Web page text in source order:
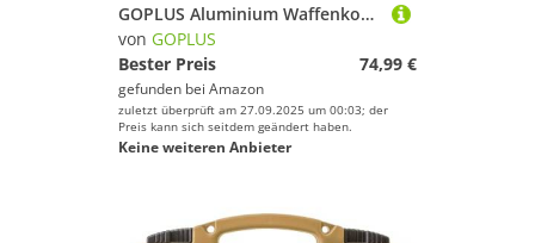
GOPLUS Aluminium Waffenkoffer, Gewehrkoffer, Gewehrtasche Waffenfutteral, Pistolenkoffer, mit Schaumstoffeinlage, abschließbar 133,5 x 34,5 x 11,5 cm, Farbewahl (Silber)
von GOPLUS
Bester Preis
74,99 €
gefunden bei Amazon
zuletzt überprüft am 27.09.2025 um 00:03; der
Preis kann sich seitdem geändert haben.
Keine weiteren Anbieter